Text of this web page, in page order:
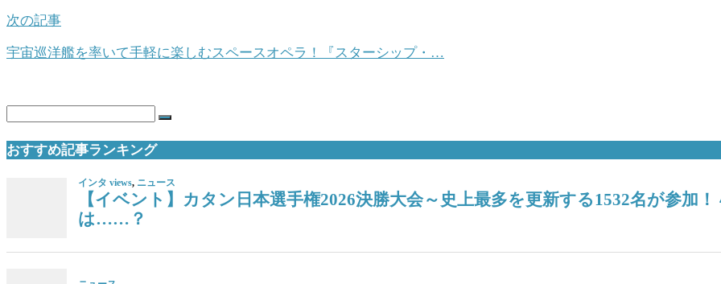
次の記事
宇宙巡洋艦を率いて手軽に楽しむスペースオペラ！『スターシップ・…
おすすめ記事ランキング